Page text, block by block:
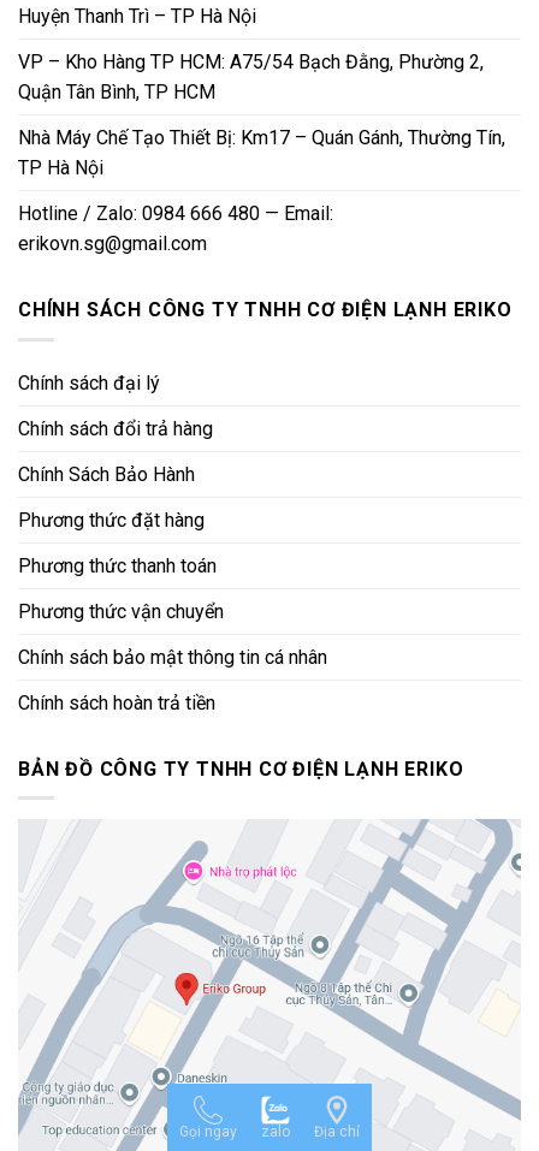
Huyện Thanh Trì – TP Hà Nội
VP – Kho Hàng TP HCM: A75/54 Bạch Đằng, Phường 2,
Quận Tân Bình, TP HCM
Nhà Máy Chế Tạo Thiết Bị: Km17 – Quán Gánh, Thường Tín,
TP Hà Nội
Hotline / Zalo: 0984 666 480 — Email:
erikovn.sg@gmail.com
CHÍNH SÁCH CÔNG TY TNHH CƠ ĐIỆN LẠNH ERIKO
Chính sách đại lý
Chính sách đổi trả hàng
Chính Sách Bảo Hành
Phương thức đặt hàng
Phương thức thanh toán
Phương thức vận chuyển
Chính sách bảo mật thông tin cá nhân
Chính sách hoàn trả tiền
BẢN ĐỒ CÔNG TY TNHH CƠ ĐIỆN LẠNH ERIKO
Gọi ngay zalo Địa chỉ